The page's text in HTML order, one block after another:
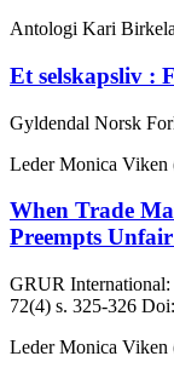
Antologi Kari
Et selskapsliv :
Gyldendal Norsk
LederMonica Viken
When Trade
Preempts
GRUR
72(4) s. 325-326 Doi:
LederMonica Viken